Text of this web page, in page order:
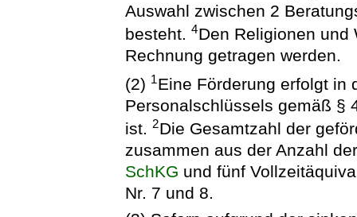
Auswahl zwischen 2
besteht.4Den Religionen und
Rechnung getragen werden.
(2) 1Eine Förderung erfolgt in
Personalschlüssels gemäß §
ist.2Die Gesamtzahl der
zusammen aus der Anzahl
SchKG und fünf
Nr. 7 und 8.